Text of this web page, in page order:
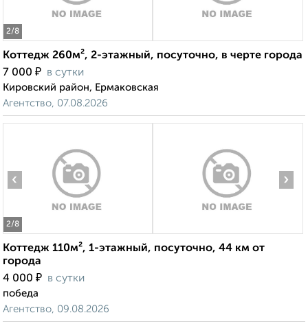
2/8
Коттедж 260м², 2-этажный, посуточно, в черте города
7 000 ₽ в сутки
Кировский район, Ермаковская
Агентство, 07.08.2026
2/8
‹ ›
Коттедж 110м², 1-этажный, посуточно, 44 км от
города
4 000 ₽ в сутки
победа
Агентство, 09.08.2026